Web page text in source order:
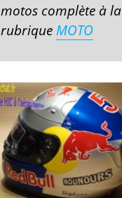
motos complète à la
rubriqueMOTO